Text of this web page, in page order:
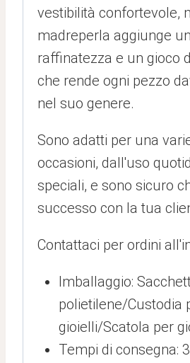
vestibilità confortevole,
madreperla aggiunge
raffinatezza e un gioco
che rende ogni pezzo
nel suo genere.
Sono adatti per una
occasioni, dall'uso
speciali, e sono sicuro
successo con la tua
Contattaci per ordini
Imballaggio:
polietilene/Custodia
gioielli/Scatola per
Tempi di consegna: